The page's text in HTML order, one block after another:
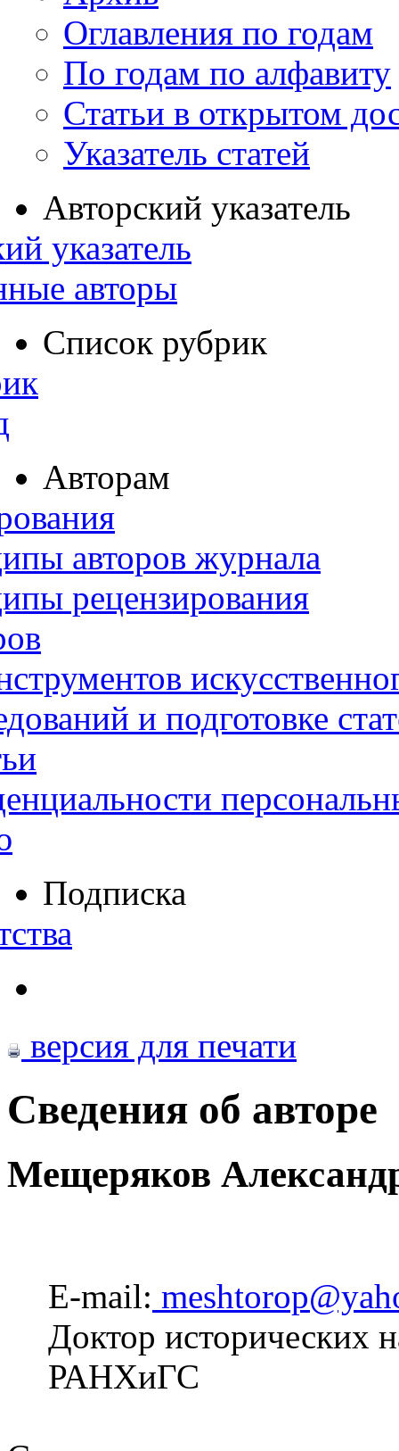
Оглавления по годам
По годам по алфавиту
Статьи в открытом
Указатель статей
Авторский указатель
указатель
авторы
Список рубрик
Авторам
авторов журнала
рецензирования
и подготовке
Подписка
версия для печати
Сведения об авторе
Мещеряков
E-mail:
Доктор исторических
РАНХиГС